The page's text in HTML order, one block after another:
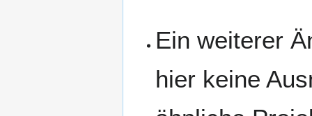
Ein weiterer
hier keine